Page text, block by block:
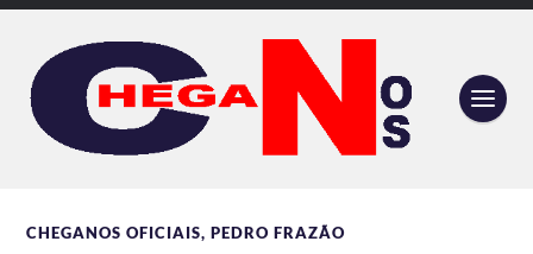
CHEGANOS OFICIAIS,PEDRO FRAZÃO